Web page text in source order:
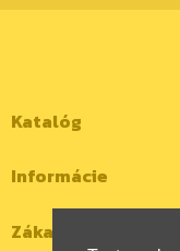
Katalóg
Informácie
Zákaznícky účet